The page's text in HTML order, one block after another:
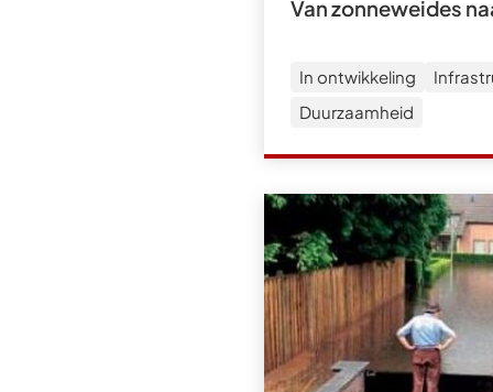
Van zonneweides
In ontwikkeling
Duurzaamheid